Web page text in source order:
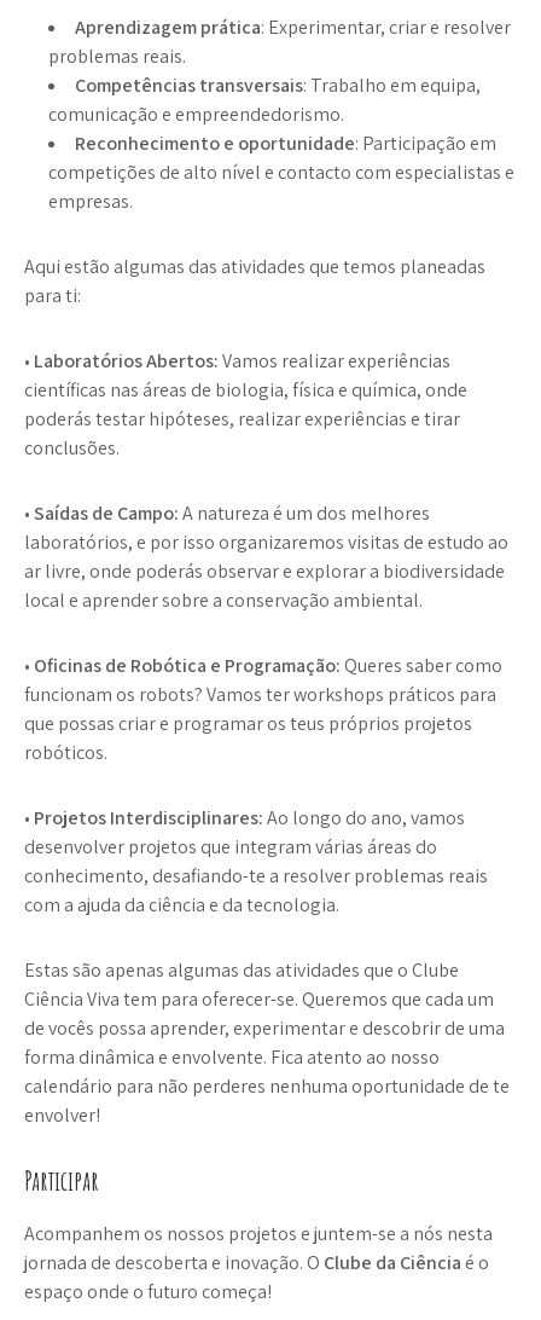
Aprendizagem prática: Experimentar, criar e resolver
problemas reais.
Competências transversais: Trabalho em equipa,
comunicação e empreendedorismo.
Reconhecimento e oportunidade: Participação em
competições de alto nível e contacto com especialistas e
empresas.
Aqui estão algumas das atividades que temos planeadas
para ti:
• Laboratórios Abertos:Vamos realizar experiências
científicas nas áreas de biologia, física e química, onde
poderás testar hipóteses, realizar experiências e tirar
conclusões.
•Saídas de Campo:A natureza é um dos melhores
laboratórios, e por isso organizaremos visitas de estudo ao
ar livre, onde poderás observar e explorar a biodiversidade
local e aprender sobre a conservação ambiental.
• Oficinas de Robótica e Programação:Queres saber como
funcionam os robots? Vamos ter workshops práticos para
que possas criar e programar os teus próprios projetos
robóticos.
• Projetos Interdisciplinares:Ao longo do ano, vamos
desenvolver projetos que integram várias áreas do
conhecimento, desafiando-te a resolver problemas reais
com a ajuda da ciência e da tecnologia.
Estas são apenas algumas das atividades que o Clube
Ciência Viva tem para oferecer-se. Queremos que cada um
de vocês possa aprender, experimentar e descobrir de uma
forma dinâmica e envolvente. Fica atento ao nosso
calendário para não perderes nenhuma oportunidade de te
envolver!
Participar
Acompanhem os nossos projetos e juntem-se a nós nesta
jornada de descoberta e inovação. O Clube da Ciência é o
espaço onde o futuro começa!